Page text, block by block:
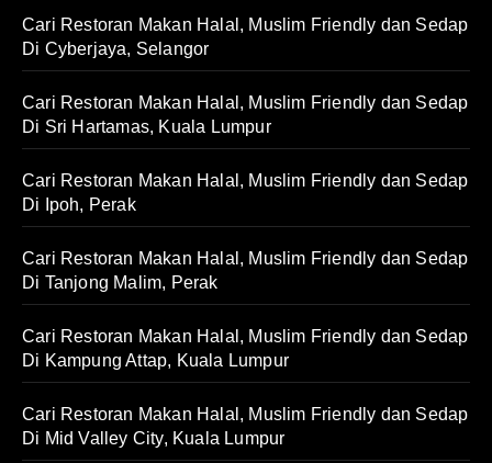
Cari Restoran Makan Halal, Muslim Friendly dan Sedap
Di Cyberjaya, Selangor
Cari Restoran Makan Halal, Muslim Friendly dan Sedap
Di Sri Hartamas, Kuala Lumpur
Cari Restoran Makan Halal, Muslim Friendly dan Sedap
Di Ipoh, Perak
Cari Restoran Makan Halal, Muslim Friendly dan Sedap
Di Tanjong Malim, Perak
Cari Restoran Makan Halal, Muslim Friendly dan Sedap
Di Kampung Attap, Kuala Lumpur
Cari Restoran Makan Halal, Muslim Friendly dan Sedap
Di Mid Valley City, Kuala Lumpur